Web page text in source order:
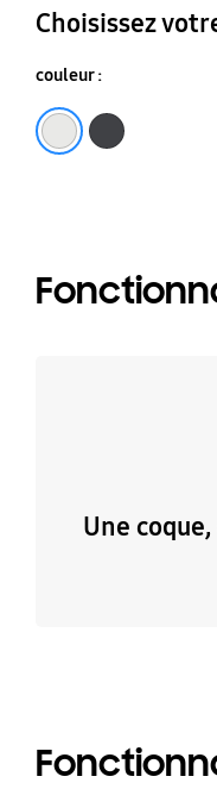
Choisissez
couleur :
Une